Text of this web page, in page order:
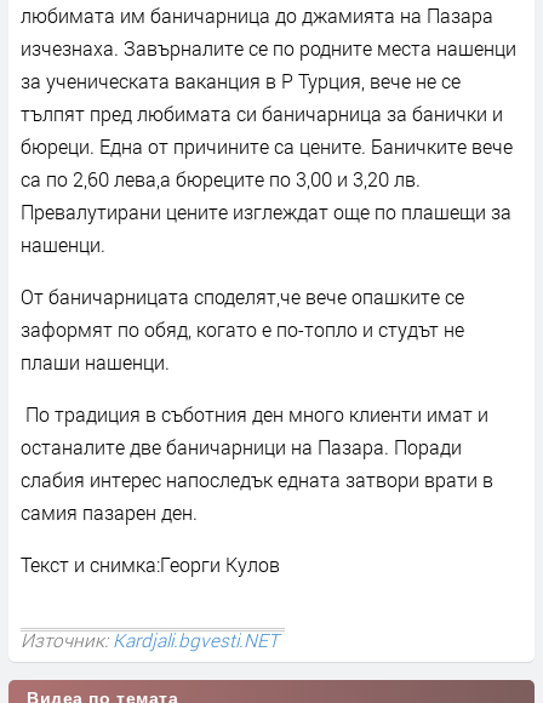
любимата им баничарница до джамията на Пазара
изчезнаха. Завърналите се по родните места нашенци
за ученическата ваканция в Р Турция, вече не се
тълпят пред любимата си баничарница за банички и
бюреци. Една от причините са цените. Баничките вече
са по 2,60 лева,а бюреците по 3,00 и 3,20 лв.
Превалутирани цените изглеждат още по плашещи за
нашенци.
От баничарницата споделят,че вече опашките се
заформят по обяд, когато е по-топло и студът не
плаши нашенци.
По традиция в съботния ден много клиенти имат и
останалите две баничарници на Пазара. Поради
слабия интерес напоследък едната затвори врати в
самия пазарен ден.
Текст и снимка:Георги Кулов
Източник:Kardjali.bgvesti.NET
Видеа по темата